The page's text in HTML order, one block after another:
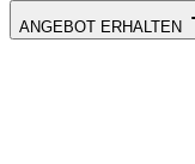
ANGEBOT ERHALTEN